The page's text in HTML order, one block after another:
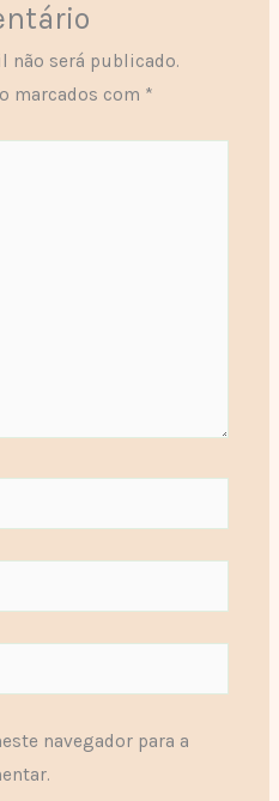
não será publicado.
marcados com *
navegador para a